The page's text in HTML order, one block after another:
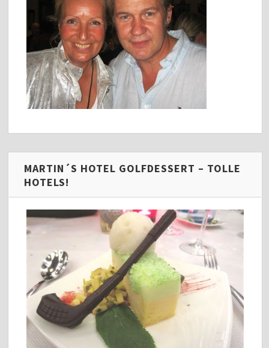
MARTIN´S HOTEL GOLFDESSERT – TOLLE
HOTELS!